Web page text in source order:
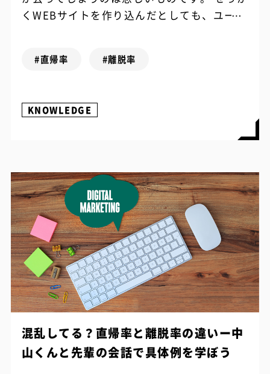
くWEBサイトを作り込んだとしても、ユーザ
#直帰率 #離脱率
KNOWLEDGE
混乱してる？直帰率と離脱率の違いー中
山くんと先輩の会話で具体例を学ぼう